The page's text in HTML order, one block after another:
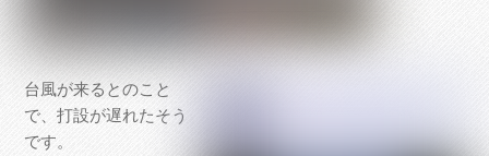
台風が来るとのこと
で、打設が遅れたそう
です。